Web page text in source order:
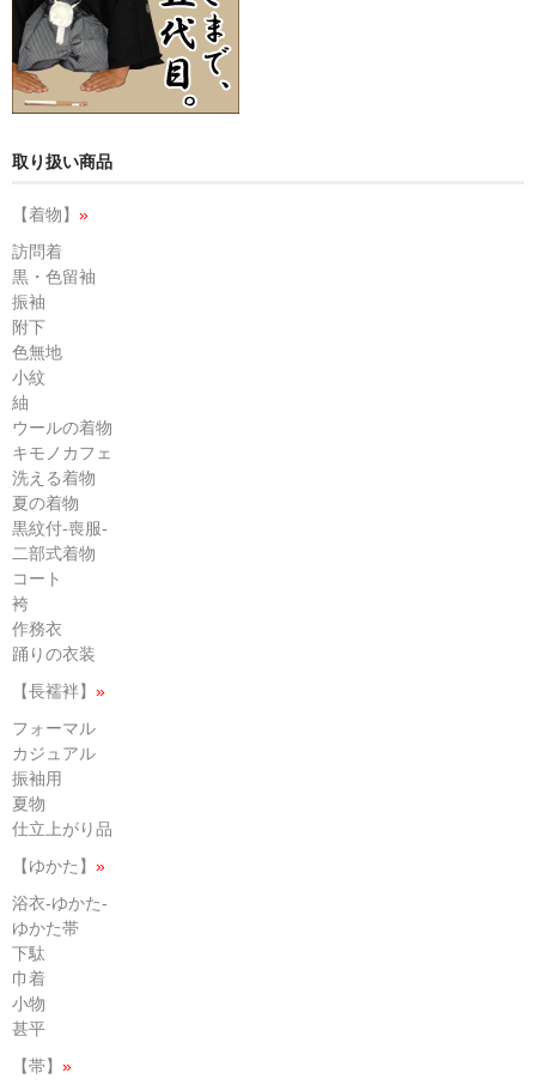
取り扱い商品
【着物】 »
訪問着
黒・色留袖
振袖
附下
色無地
小紋
紬
ウールの着物
キモノカフェ
洗える着物
夏の着物
黒紋付-喪服-
二部式着物
コート
袴
作務衣
踊りの衣装
【長襦袢】 »
フォーマル
カジュアル
振袖用
夏物
仕立上がり品
【ゆかた】 »
浴衣-ゆかた-
ゆかた帯
下駄
巾着
小物
甚平
【帯】 »